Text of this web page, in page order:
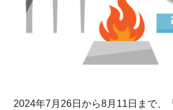
2024年7月26日から8月11日まで、